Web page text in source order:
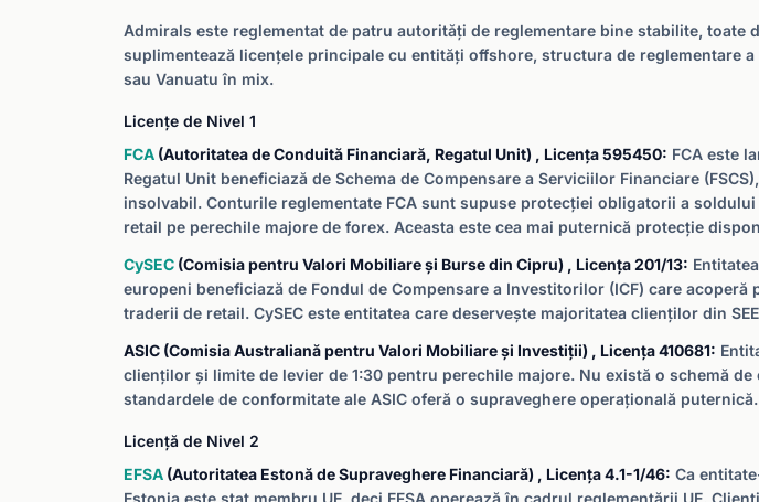
Admirals este reglementat de patru autorități de reglementare bine stabilite,
suplimentează licențele principale cu entități offshore, structura de reglementare
sau Vanuatu în mix.
Licențe de Nivel 1
FCA (Autoritatea de Conduită Financiară, Regatul Unit) , Licența 595450: FCA este
Regatul Unit beneficiază de Schema de Compensare a Serviciilor Financiare
insolvabil. Conturile reglementate FCA sunt supuse protecției obligatorii a
retail pe perechile majore de forex. Aceasta este cea mai puternică protecție
CySEC (Comisia pentru Valori Mobiliare și Burse din Cipru) , Licența 201/13:
europeni beneficiază de Fondul de Compensare a Investitorilor (ICF) care
traderii de retail. CySEC este entitatea care deservește majoritatea clienților din
ASIC (Comisia Australiană pentru Valori Mobiliare și Investiții) , Licența 410681:
clienților și limite de levier de 1:30 pentru perechile majore. Nu există o schemă
standardele de conformitate ale ASIC oferă o supraveghere operațională puternică.
Licență de Nivel 2
EFSA (Autoritatea Estonă de Supraveghere Financiară) , Licența 4.1-1/46: Ca
Estonia este stat membru UE, deci EFSA operează în cadrul reglementării UE.